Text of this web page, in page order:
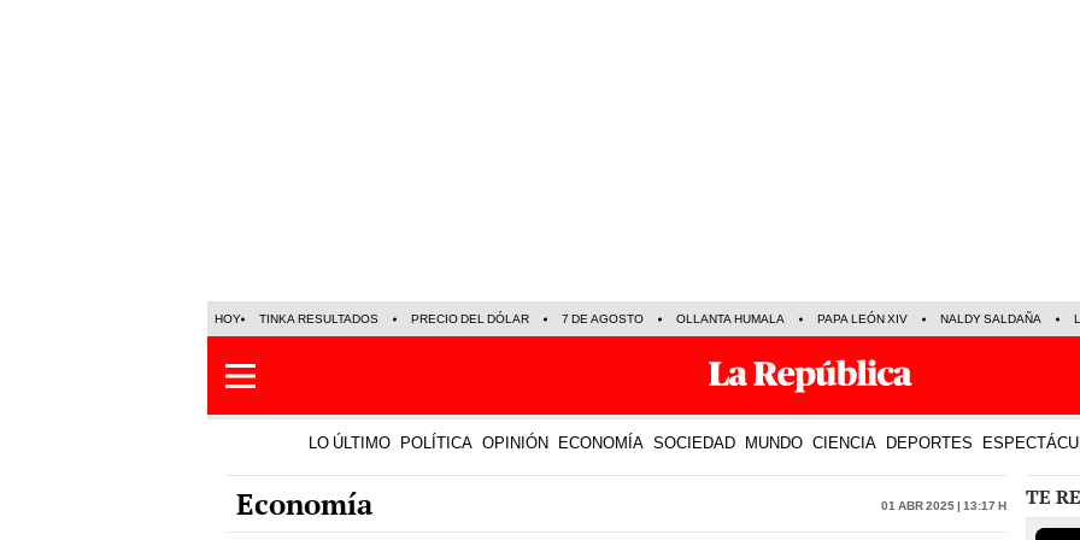
HOY TINKA RESULTADOS PRECIO DEL DÓLAR 7 DE AGOSTO OLLANTA HUMALA PAPA LEÓN XIV NALDY SALDAÑA
LO ÚLTIMO POLÍTICA OPINIÓN ECONOMÍA SOCIEDAD MUNDO CIENCIA DEPORTES
Economía 01 Abr 2025 | 13:17 h TE